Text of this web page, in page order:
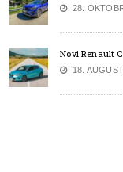
28.
Novi Renault
18.